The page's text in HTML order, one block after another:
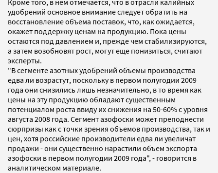
удобрений основное внимание следует обратить на
восстановление объема поставок, что, как ожидается,
окажет поддержку ценам на продукцию. Пока цены
остаются под давлением и, прежде чем стабилизируются,
а затем возобновят рост, могут еще понизиться, считают
эксперты.
"В сегменте азотных удобрений объемы производства
едва ли возрастут, поскольку в первом полугодии 2009
года они снизились лишь незначительно, в то время как
цены на эту продукцию обладают существенным
потенциалом роста ввиду их снижения на 50-60% с уровня
августа 2008 года. Сегмент азофоски может преподнести
сюрпризы как с точки зрения объемов производства, так и
цен, хотя российские производители едва ли увеличат
продажи - они существенно нарастили объем экспорта
азофоски в первом полугодии 2009 года", - говорится в
аналитическом материале.